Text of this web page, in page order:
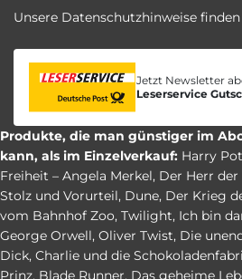
Unsere Datenschutzhinweise finden
Jetzt Newsletter
Leserservice
Produkte, die man günstiger im
kann, als im Einzelverkauf: Harry
Freiheit – Angela Merkel, Der Herr der
Stolz und Vorurteil, Dune, Der Krieg
vom Bahnhof Zoo, Twilight, Ich bin
George Orwell, Oliver Twist, Die
Dick, Charlie und die
Prinz, Blade Runner, Das geheime